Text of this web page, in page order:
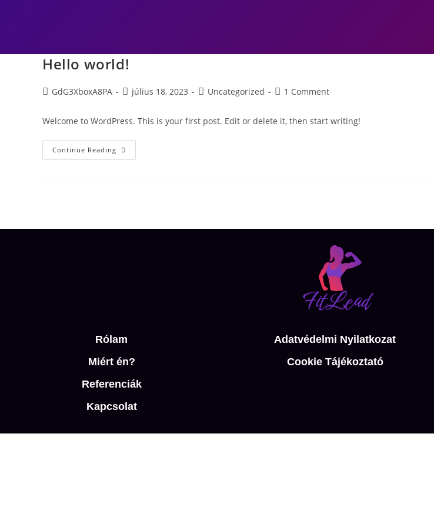
Hello world!
GdG3XboxA8PA július 18, 2023 Uncategorized 1 Comment
Welcome to WordPress. This is your first post. Edit or delete it, then start writing!
Continue Reading
Rólam
Miért én?
Referenciák
Kapcsolat
Adatvédelmi Nyilatkozat
Cookie Tájékoztató